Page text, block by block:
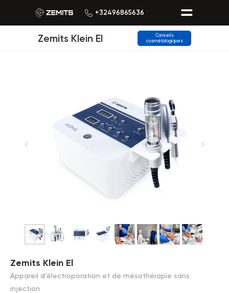
+32496865636
Zemits Klein El
Conseils
cosmétologiques
Zemits Klein El
Appareil d’électroporation et de mésothérapie sans
injection